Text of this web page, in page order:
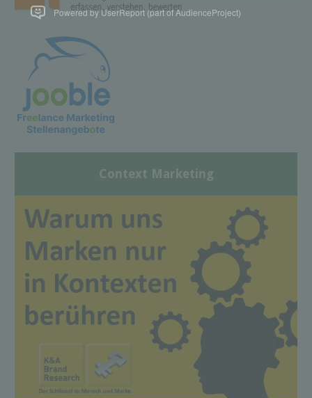
Context Marketing
Powered by UserReport (part of AudienceProject)